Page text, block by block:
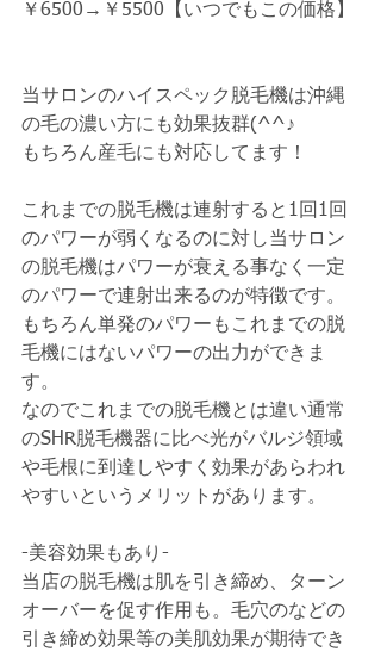
￥6500→￥5500【いつでもこの価格】
当サロンのハイスペック脱毛機は沖縄
の毛の濃い方にも効果抜群(^^♪
もちろん産毛にも対応してます！
これまでの脱毛機は連射すると1回1回
のパワーが弱くなるのに対し当サロン
の脱毛機はパワーが衰える事なく一定
のパワーで連射出来るのが特徴です。
もちろん単発のパワーもこれまでの脱
毛機にはないパワーの出力ができま
す。
なのでこれまでの脱毛機とは違い通常
のSHR脱毛機器に比べ光がバルジ領域
や毛根に到達しやすく効果があらわれ
やすいというメリットがあります。
-美容効果もあり-
当店の脱毛機は肌を引き締め、ターン
オーバーを促す作用も。毛穴のなどの
引き締め効果等の美肌効果が期待でき